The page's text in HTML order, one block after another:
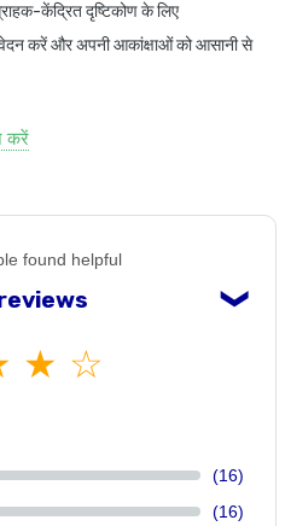
केंद्रित दृष्टिकोण के लिए
करें और अपनी आकांक्षाओं को आसानी से
करें
found helpful
❯
★ ☆
(16)
(16)